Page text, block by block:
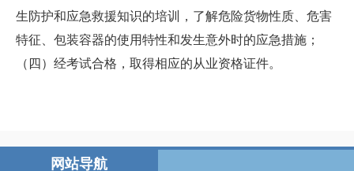
生防护和应急救援知识的培训，了解危险货物性质、危害
特征、包装容器的使用特性和发生意外时的应急措施；
（四）经考试合格，取得相应的从业资格证件。